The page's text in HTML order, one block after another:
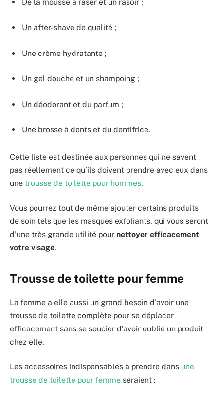
De la mousse à raser et un rasoir ;
Un after-shave de qualité ;
Une crème hydratante ;
Un gel douche et un shampoing ;
Un déodorant et du parfum ;
Une brosse à dents et du dentifrice.
Cette liste est destinée aux personnes qui ne savent
pas réellement ce qu’ils doivent prendre avec eux dans
une trousse de toilette pour hommes.
Vous pourrez tout de même ajouter certains produits
de soin tels que les masques exfoliants, qui vous seront
d’une très grande utilité pour nettoyer efficacement
votre visage.
Trousse de toilette pour femme
La femme a elle aussi un grand besoin d’avoir une
trousse de toilette complète pour se déplacer
efficacement sans se soucier d’avoir oublié un produit
chez elle.
Les accessoires indispensables à prendre dans une
trousse de toilette pour femme seraient :